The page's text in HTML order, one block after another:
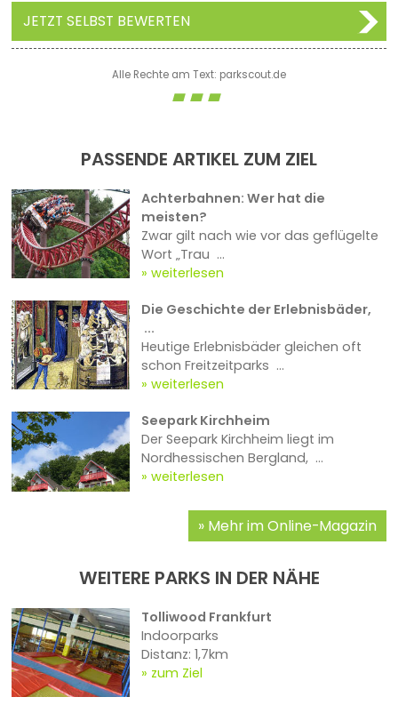
JETZT SELBST BEWERTEN
Alle Rechte am Text: parkscout.de
PASSENDE ARTIKEL ZUM ZIEL
Achterbahnen: Wer hat die
meisten?
Zwar gilt nach wie vor das geflügelte
Wort „Trau ...
weiterlesen
Die Geschichte der Erlebnisbäder,
...
Heutige Erlebnisbäder gleichen oft
schon Freitzeitparks ...
weiterlesen
Seepark Kirchheim
Der Seepark Kirchheim liegt im
Nordhessischen Bergland, ...
weiterlesen
Mehr im Online-Magazin
WEITERE PARKS IN DER NÄHE
Tolliwood Frankfurt
Indoorparks
Distanz: 1,7km
zum Ziel